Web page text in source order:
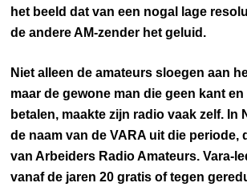
het beeld dat van een nogal lage
de andere AM-zender het geluid.
Niet alleen de amateurs sloegen aan
maar de gewone man die geen kant en
betalen, maakte zijn radio vaak zelf. In
de naam van de VARA uit die periode,
van Arbeiders Radio Amateurs. Vara-
vanaf de jaren 20 gratis of tegen